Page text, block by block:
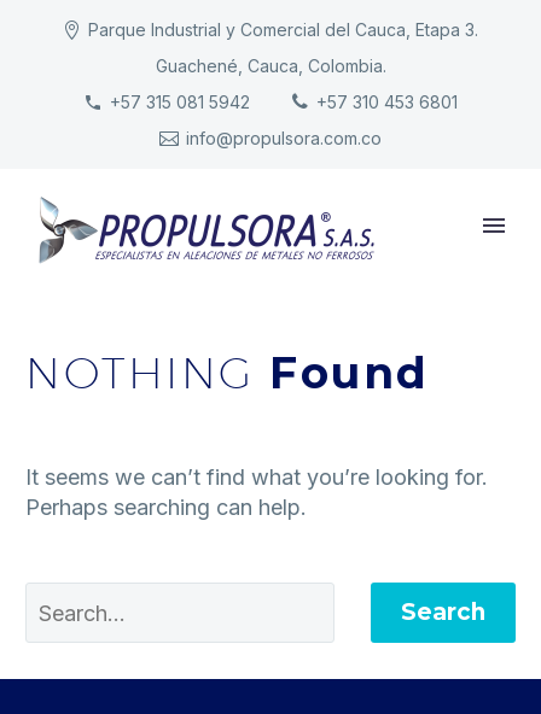
Parque Industrial y Comercial del Cauca, Etapa 3.
Guachené, Cauca, Colombia.
+57 315 081 5942
+57 310 453 6801
info@propulsora.com.co
INICIO
PRODUCTOS
NOTHING Found
It seems we can’t find what you’re looking for.
Perhaps searching can help.
Search